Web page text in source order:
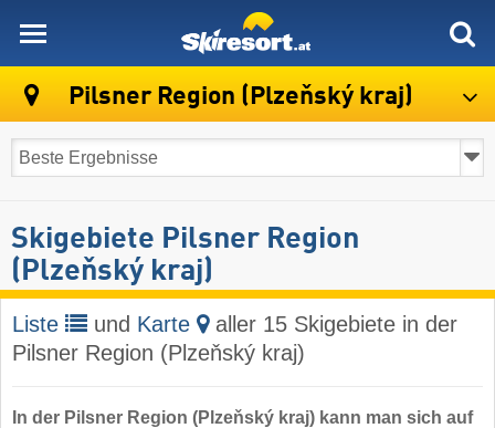
Pilsner Region (Plzeňský kraj)
Skigebiete Pilsner Region
(Plzeňský kraj)
Liste und Karte
aller 15 Skigebiete in der
Pilsner Region (Plzeňský kraj)
In der Pilsner Region (Plzeňský kraj) kann man sich auf